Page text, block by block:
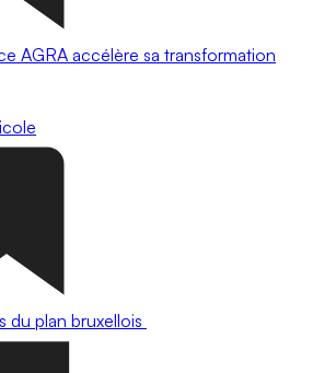
AGRA accélère sa transformation
du plan bruxellois